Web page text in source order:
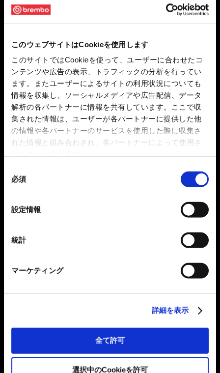
このウェブサイトはCookieを使用します
このサイトではCookieを使って、ユーザーに合わせたコ
ンテンツや広告の表示、トラフィックの分析を行ってい
ます。またユーザーによるサイトの利用状況についても
情報を収集し、ソーシャルメディアや広告配信、データ
解析の各パートナーに情報を共有しています。ここで収
集された情報は、ユーザーが各パートナーに提供した他
の情報や各パートナーのサービスを使用した際に収集さ
れた情報と組み合わされ、各パートナーによって使用さ
必須
設定情報
統計
マーケティング
詳細を表示
全て許可
選択中のCookieを許可